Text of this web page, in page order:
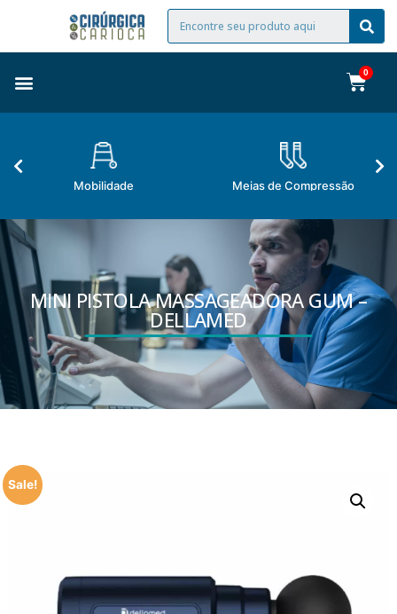
Mobilidade Meias de Compressão
MINI PISTOLA MASSAGEADORA GUM –
DELLAMED
Sale!